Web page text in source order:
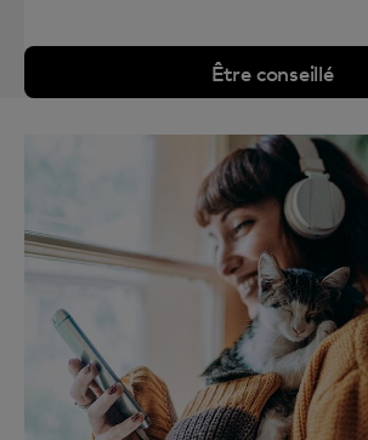
Être conseillé